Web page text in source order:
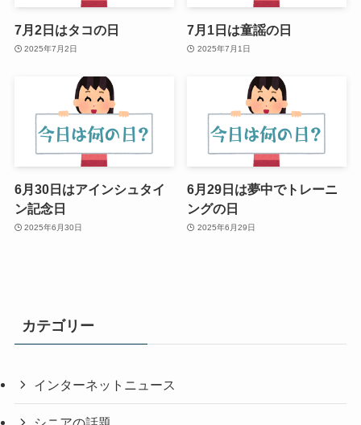
7月2日はタコの日
2025年7月2日
7月1日は童謡の日
2025年7月1日
6月30日はアインシュタイ
ン記念日
2025年6月30日
6月29日は夢中でトレーニ
ングの日
2025年6月29日
カテゴリー
インターネットニュース